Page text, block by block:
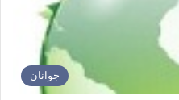
جوانان